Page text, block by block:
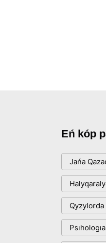
Eń kóp
Jańa
Qyzylorda